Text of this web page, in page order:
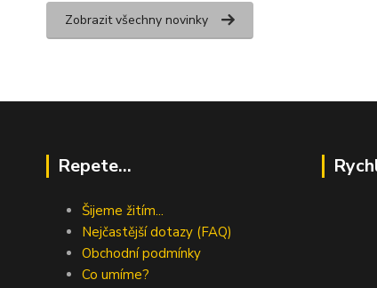
Zobrazit všechny novinky
Repete...
Šijeme žitím...
Nejčastější dotazy (FAQ)
Obchodní podmínky
Co umíme?